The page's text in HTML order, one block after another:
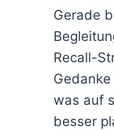
Gerade
Recall-
was auf
besser